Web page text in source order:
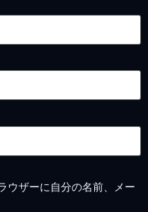
ウザーに自分の名前、メー